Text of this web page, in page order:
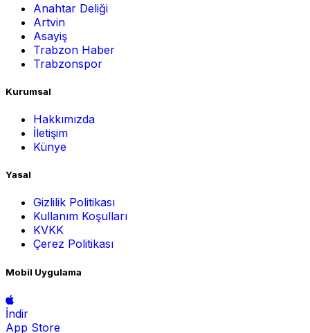
Anahtar Deliği
Artvin
Asayiş
Trabzon Haber
Trabzonspor
Kurumsal
Hakkımızda
İletişim
Künye
Yasal
Gizlilik Politikası
Kullanım Koşulları
KVKK
Çerez Politikası
Mobil Uygulama
İndir
App Store